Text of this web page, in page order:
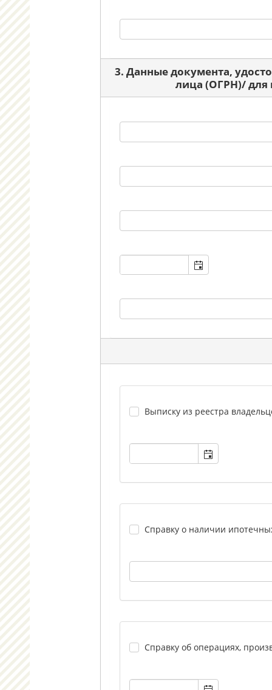
3. Данные документа,
лица (ОГРН)/ для
Выписку из реестра
Справку о наличии
Справку об операциях,